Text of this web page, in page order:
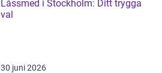
Låssmed i Stockholm: Ditt trygga
val
30 juni 2026